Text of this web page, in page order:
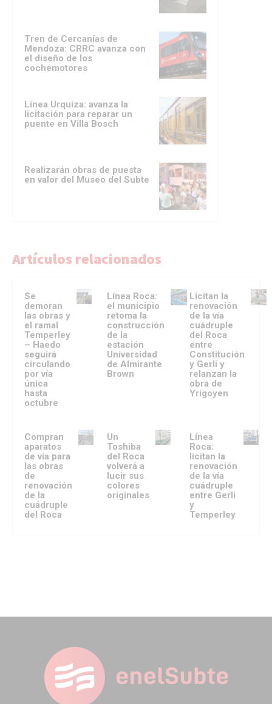
Tren de Cercanías de
Mendoza: CRRC avanza con
el diseño de los
cochemotores
Línea Urquiza: avanza la
licitación para reparar un
puente en Villa Bosch
Realizarán obras de puesta
en valor del Museo del Subte
Artículos relacionados
Se
demoran
las obras y
el ramal
Temperley
– Haedo
seguirá
circulando
por vía
única
hasta
octubre
Línea Roca:
el municipio
retoma la
construcción
de la
estación
Universidad
de Almirante
Brown
Licitan la
renovación
de la vía
cuádruple
del Roca
entre
Constitución
y Gerli y
relanzan la
obra de
Yrigoyen
Compran
aparatos
de vía para
las obras
de
renovación
de la
cuádruple
del Roca
Un
Toshiba
del Roca
volverá a
lucir sus
colores
originales
Línea
Roca:
licitan la
renovación
de la vía
cuádruple
entre Gerli
y
Temperley